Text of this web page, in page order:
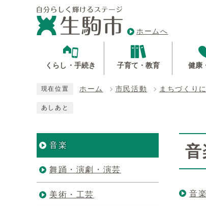
ホームへ
くらし・手続き 子育て・教育 健康
現在位置 ホーム 市民活動 まちづくり
あしあと
音
音
音楽
舞踊・演劇・演芸
美術・工芸